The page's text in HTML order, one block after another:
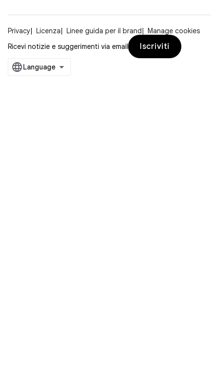
Privacy Licenza Linee guida per il brand
Manage cookies
Ricevi notizie e suggerimenti via email
Iscriviti